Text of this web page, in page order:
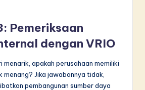
Pemeriksaan
dengan VRIO
menarik, apakah perusahaan memiliki
menang? Jika jawabannya tidak,
pembangunan sumber daya